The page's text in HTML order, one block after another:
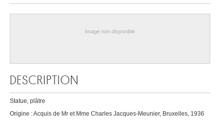
Image non disponible
DESCRIPTION
Statue, plâtre
Origine : Acquis de Mr et Mme Charles Jacques-Meunier, Bruxelles, 1936